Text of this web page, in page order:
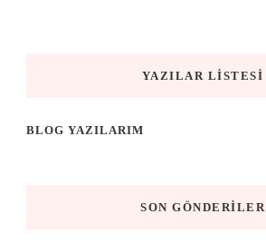
YAZILAR LISTESI
BLOG YAZILARIM
SON GÖNDERILER